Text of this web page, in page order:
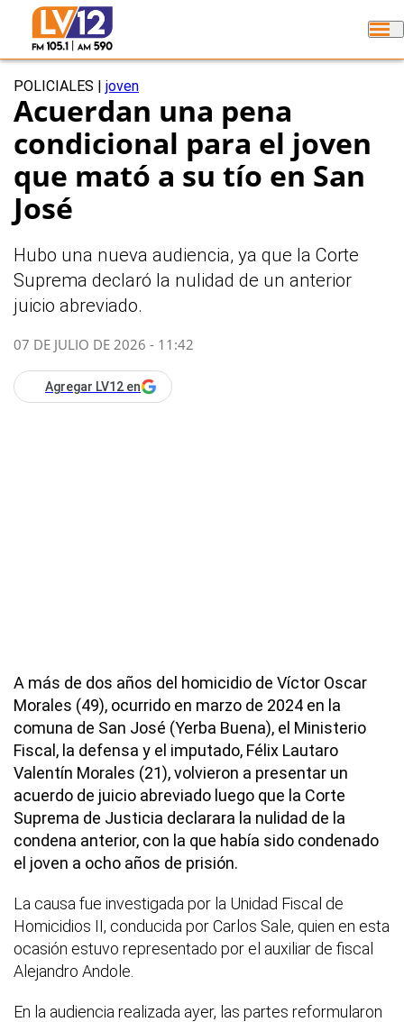
POLICIALES joven
Acuerdan una pena
condicional para el joven
que mató a su tío en San
José
Hubo una nueva audiencia, ya que la Corte
Suprema declaró la nulidad de un anterior
juicio abreviado.
07 DE JULIO DE 2026 - 11:42
Agregar LV12 en
A más de dos años del homicidio de Víctor Oscar
Morales (49), ocurrido en marzo de 2024 en la
comuna de San José (Yerba Buena), el Ministerio
Fiscal, la defensa y el imputado, Félix Lautaro
Valentín Morales (21), volvieron a presentar un
acuerdo de juicio abreviado luego que la Corte
Suprema de Justicia declarara la nulidad de la
condena anterior, con la que había sido condenado
el joven a ocho años de prisión.
La causa fue investigada por la Unidad Fiscal de
Homicidios II, conducida por Carlos Sale, quien en esta
ocasión estuvo representado por el auxiliar de fiscal
Alejandro Andole.
En la audiencia realizada ayer, las partes reformularon